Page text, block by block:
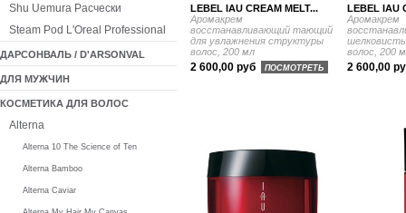
LEBEL IAU CREAM MELT...
Аромакрем
восстанавливающий тающий
для увлажнения структуры
волос, 200 мл
2 600,00 руб ПОСМОТРЕТЬ
LEBEL IAU
Аромакрем
волос, 200
2 600,00
Shu Uemura Расчески
Steam Pod L'Oreal Professional
ДАРСОНВАЛЬ / D'ARSONVAL
ДЛЯ МУЖЧИН
КОСМЕТИКА ДЛЯ ВОЛОС
Alterna
Alterna 10 The Science of Ten
Alterna Bamboo
Alterna Caviar